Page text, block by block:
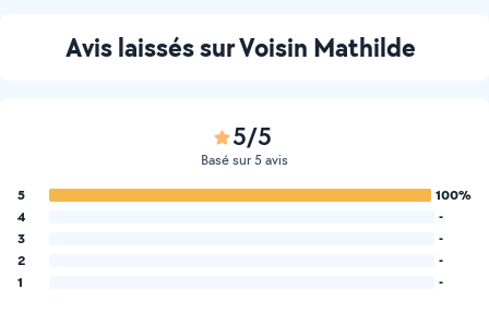
Avis laissés sur Voisin Mathilde
5/5
Basé sur 5 avis
5
100%
4
-
3
-
2
-
1
-